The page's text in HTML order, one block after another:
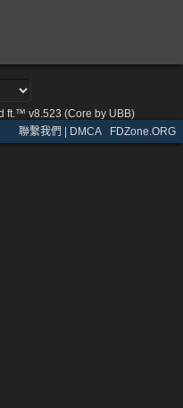
ft.™ v8.523 (Core by UBB)
聯繫我們 | DMCA· FDZone.ORG